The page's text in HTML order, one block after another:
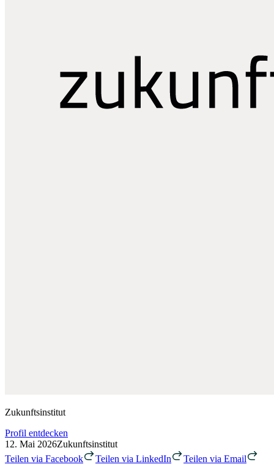
Zukunftsinstitut
Profil entdecken
12. Mai 2026Zukunftsinstitut
Teilen via Facebook
Teilen via LinkedIn
Teilen via Email